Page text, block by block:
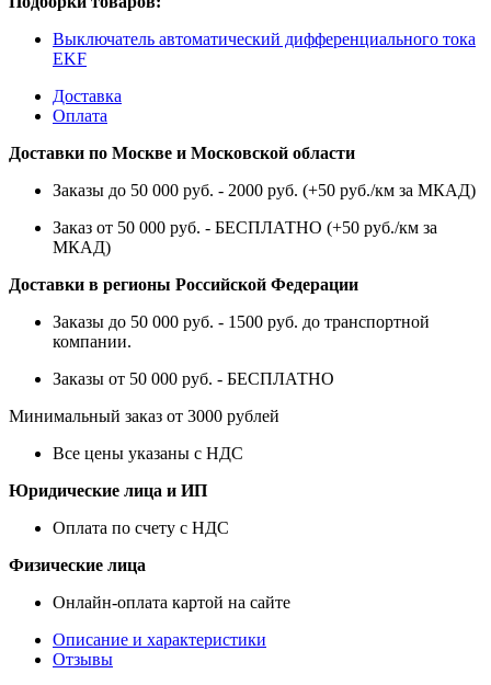
Выключатель автоматический дифференциального тока
EKF
Доставка
Оплата
Доставки по Москве и Московской области
Заказы до 50 000 руб. - 2000 руб. (+50 руб./км за МКАД)
Заказ от 50 000 руб. - БЕСПЛАТНО (+50 руб./км за
МКАД)
Доставки в регионы Российской Федерации
Заказы до 50 000 руб. - 1500 руб. до транспортной
компании.
Заказы от 50 000 руб. - БЕСПЛАТНО
Минимальный заказ от 3000 рублей
Все цены указаны с НДС
Юридические лица и ИП
Оплата по счету с НДС
Физические лица
Онлайн-оплата картой на сайте
Описание и характеристики
Отзывы